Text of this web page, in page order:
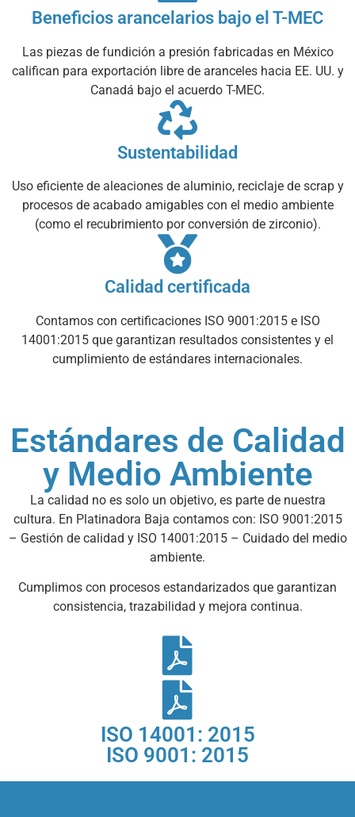
Beneficios arancelarios bajo el T-MEC
Las piezas de fundición a presión fabricadas en México
califican para exportación libre de aranceles hacia EE. UU. y
Canadá bajo el acuerdo T-MEC.
Sustentabilidad
Uso eficiente de aleaciones de aluminio, reciclaje de scrap y
procesos de acabado amigables con el medio ambiente
(como el recubrimiento por conversión de zirconio).
Calidad certificada
Contamos con certificaciones ISO 9001:2015 e ISO
14001:2015 que garantizan resultados consistentes y el
cumplimiento de estándares internacionales.
Estándares de Calidad
y Medio Ambiente
La calidad no es solo un objetivo, es parte de nuestra
cultura. En Platinadora Baja contamos con: ISO 9001:2015
– Gestión de calidad y ISO 14001:2015 – Cuidado del medio
ambiente.
Cumplimos con procesos estandarizados que garantizan
consistencia, trazabilidad y mejora continua.
ISO 14001: 2015
ISO 9001: 2015